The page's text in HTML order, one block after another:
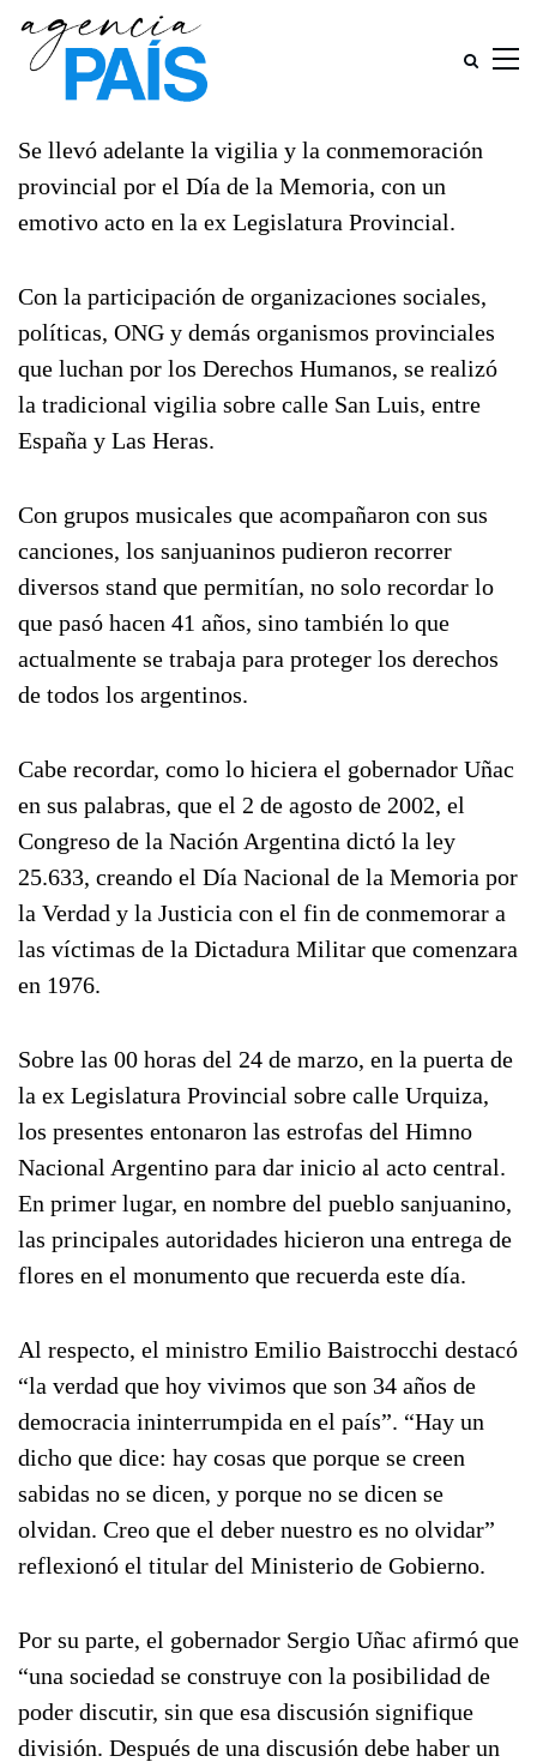
Se llevó adelante la vigilia y la conmemoración
provincial por el Día de la Memoria, con un
emotivo acto en la ex Legislatura Provincial.
Con la participación de organizaciones sociales,
políticas, ONG y demás organismos provinciales
que luchan por los Derechos Humanos, se realizó
la tradicional vigilia sobre calle San Luis, entre
España y Las Heras.
Con grupos musicales que acompañaron con sus
canciones, los sanjuaninos pudieron recorrer
diversos stand que permitían, no solo recordar lo
que pasó hacen 41 años, sino también lo que
actualmente se trabaja para proteger los derechos
de todos los argentinos.
Cabe recordar, como lo hiciera el gobernador Uñac
en sus palabras, que el 2 de agosto de 2002, el
Congreso de la Nación Argentina dictó la ley
25.633, creando el Día Nacional de la Memoria por
la Verdad y la Justicia con el fin de conmemorar a
las víctimas de la Dictadura Militar que comenzara
en 1976.
Sobre las 00 horas del 24 de marzo, en la puerta de
la ex Legislatura Provincial sobre calle Urquiza,
los presentes entonaron las estrofas del Himno
Nacional Argentino para dar inicio al acto central.
En primer lugar, en nombre del pueblo sanjuanino,
las principales autoridades hicieron una entrega de
flores en el monumento que recuerda este día.
Al respecto, el ministro Emilio Baistrocchi destacó
“la verdad que hoy vivimos que son 34 años de
democracia ininterrumpida en el país”. “Hay un
dicho que dice: hay cosas que porque se creen
sabidas no se dicen, y porque no se dicen se
olvidan. Creo que el deber nuestro es no olvidar”
reflexionó el titular del Ministerio de Gobierno.
Por su parte, el gobernador Sergio Uñac afirmó que
“una sociedad se construye con la posibilidad de
poder discutir, sin que esa discusión signifique
división. Después de una discusión debe haber un